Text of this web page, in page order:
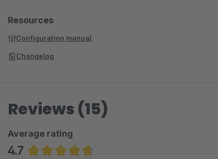
Resources
Configuration manual
Changelog
Reviews (15)
Average rating
4.7